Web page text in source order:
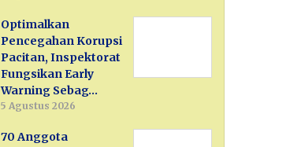
Optimalkan
Pencegahan Korupsi
Pacitan, Inspektorat
Fungsikan Early
Warning Sebag…
5 Agustus 2026
70 Anggota